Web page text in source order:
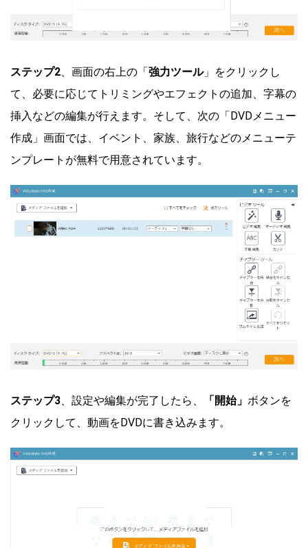
ステップ2、画面の右上の「強力ツール」をクリックし
て、必要に応じてトリミングやエフェクトの追加、字幕の
挿入などの編集が行えます。そして、次の「DVDメニュー
作成」画面では、イベント、家族、旅行などのメニューテ
ンプレートが無料で用意されています。
ステップ3 、設定や編集が完了したら、 「開始」 ボタンを
クリックして、動画をDVDに書き込みます。